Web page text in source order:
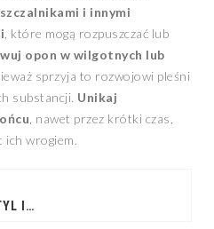
i innymi
, które mogą rozpuszczać lub
opon w wilgotnych lub
sprzyja to rozwojowi pleśni
substancji. Unikaj
, nawet przez krótki czas,
ich wrogiem.
MOKASYNY MĘSKIE: STYL I KOMFORT NA CO DZIEŃ